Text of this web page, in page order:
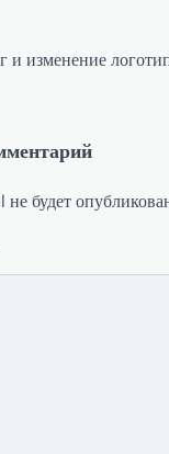
и изменение
будет